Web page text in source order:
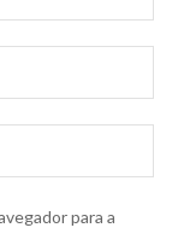
para a